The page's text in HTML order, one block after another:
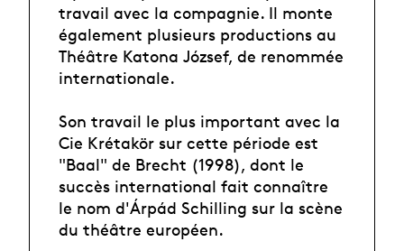
travail avec la compagnie. Il monte
également plusieurs productions au
Théâtre Katona József, de renommée
internationale.
Son travail le plus important avec la
Cie Krétakör sur cette période est
"Baal" de Brecht (1998), dont le
succès international fait connaître
le nom d'Árpád Schilling sur la scène
du théâtre européen.